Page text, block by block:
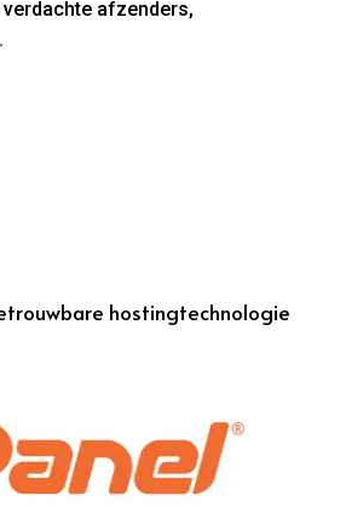
afzenders,
hostingtechnologie